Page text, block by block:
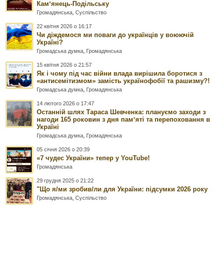
Камʼянець-Подільську
Громадянська ,Суспільство
22 квітня 2026 о 16:17
Чи діждемося ми поваги до українців у воюючій
Україні?
Громадська думка Громадянська
15 квітня 2026 о 21:57
Як і чому під час війни влада вирішила боротися з
«антисемітизмом» замість українофобії та рашизму?!
Громадська думка Громадянська
14 лютого 2026 о 17:47
Останній шлях Тараса Шевченка: плануємо заходи з
нагоди 165 роковин з дня памʼяті та перепоховання в
Україні
Громадська думка Громадянська
05 січня 2026 о 20:39
«7 чудес України» тепер у YouTube!
Громадянська
29 грудня 2025 о 21:22
"Що я/ми зробив/ли для України: підсумки 2026 року
Громадянська ,Суспільство